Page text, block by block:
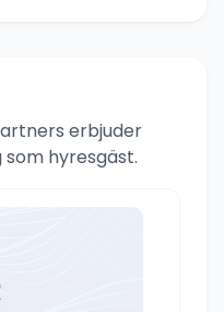
erbjuder
hyresgäst.